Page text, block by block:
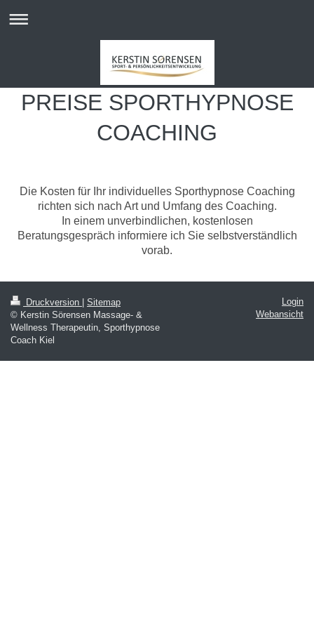
PREISE SPORTHYPNOSE
COACHING
Die Kosten für Ihr individuelles Sporthypnose Coaching
richten sich nach Art und Umfang des Coaching.
In einem unverbindlichen, kostenlosen
Beratungsgespräch informiere ich Sie selbstverständlich
vorab.
Druckversion
Sitemap
© Kerstin Sörensen Massage- &
Wellness Therapeutin, Sporthypnose
Coach Kiel
Login
Webansicht